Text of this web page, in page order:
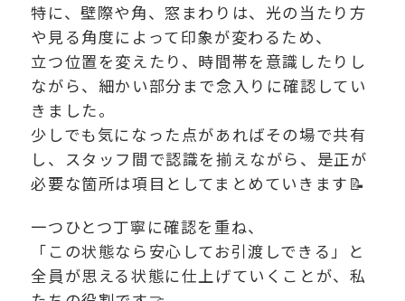
特に、壁際や角、窓まわりは、光の当たり方
や見る角度によって印象が変わるため、
立つ位置を変えたり、時間帯を意識したりし
ながら、細かい部分まで念入りに確認してい
きました。
少しでも気になった点があればその場で共有
し、スタッフ間で認識を揃えながら、是正が
必要な箇所は項目としてまとめていきます📝
一つひとつ丁寧に確認を重ね、
「この状態なら安心してお引渡しできる」と
全員が思える状態に仕上げていくことが、私